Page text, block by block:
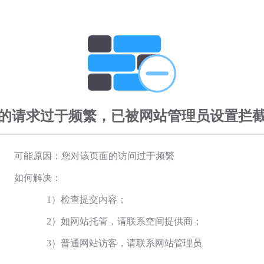
请求过于频繁，已被网站管理员设置拦
可能原因：您对该页面的访问过于频繁
如何解决：
1）检查提交内容；
2）如网站托管，请联系空间提供商；
3）普通网站访客，请联系网站管理员